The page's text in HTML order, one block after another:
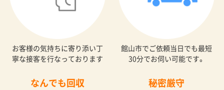
お客様の気持ちに寄り添い丁
寧な接客を行なっております
館山市でご依頼当日でも最短
30分でお伺い可能です。
なんでも回収 秘密厳守